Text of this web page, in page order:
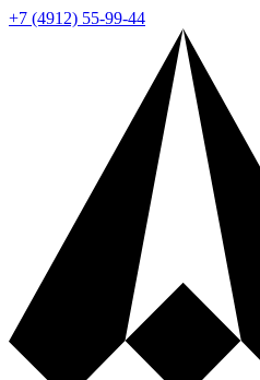
+7 (4912) 55-99-44